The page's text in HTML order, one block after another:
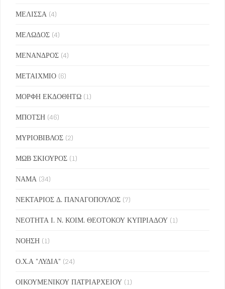
ΜΕΛΙΣΣΑ (4)
ΜΕΛΩΔΟΣ (4)
ΜΕΝΑΝΔΡΟΣ (4)
ΜΕΤΑΙΧΜΙΟ (6)
ΜΟΡΦΗ ΕΚΔΟΘΗΤΩ (1)
ΜΠΟΤΣΗ (46)
ΜΥΡΙΟΒΙΒΛΟΣ (2)
ΜΩΒ ΣΚΙΟΥΡΟΣ (1)
ΝΑΜΑ (34)
ΝΕΚΤΑΡΙΟΣ Δ. ΠΑΝΑΓΟΠΟΥΛΟΣ (7)
ΝΕΟΤΗΤΑ Ι. Ν. ΚΟΙΜ. ΘΕΟΤΟΚΟΥ ΚΥΠΡΙΑΔΟΥ (1)
ΝΟΗΣΗ (1)
Ο.Χ.Α "ΛΥΔΙΑ" (24)
ΟΙΚΟΥΜΕΝΙΚΟΥ ΠΑΤΡΙΑΡΧΕΙΟΥ (1)